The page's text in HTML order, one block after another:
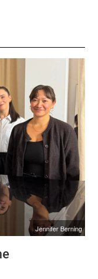
Jennifer Berning